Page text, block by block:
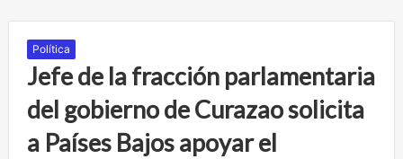
Política
Jefe de la fracción parlamentaria
del gobierno de Curazao solicita
a Países Bajos apoyar el